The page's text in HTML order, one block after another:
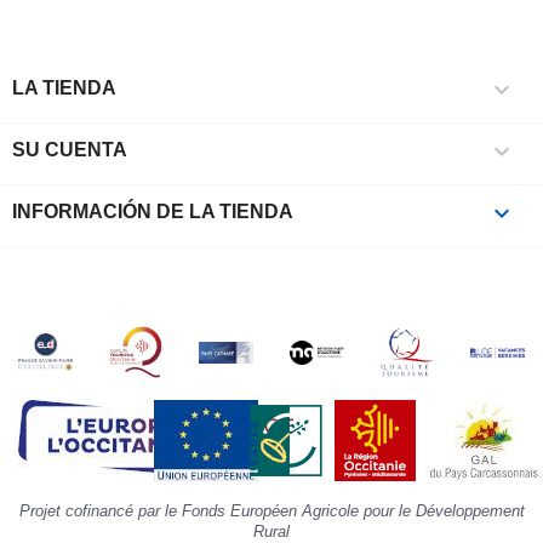
LA TIENDA 
SU CUENTA 
INFORMACIÓN DE LA TIENDA keyboard_arrow_down
Projet cofinancé par le Fonds Européen Agricole pour le Développement
Rural